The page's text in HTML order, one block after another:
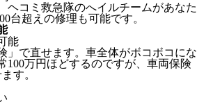
ヘコミ救急隊のへイルチームがあなた
台超えの修理も可能です。
」で直せます。車全体がボコボコにな
100万円ほどするのですが、車両保険
す。